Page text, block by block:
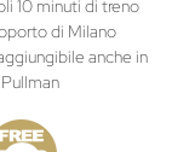
10 minuti di treno
di Milano
anche in
Pullman